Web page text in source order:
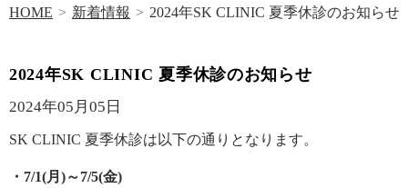
HOME 新着情報 2024年SK CLINIC 夏季休診のお知らせ
2024年SK CLINIC 夏季休診のお知らせ
2024年05月05日
SK CLINIC 夏季休診は以下の通りとなります。
・7/1(月)～7/5(金)